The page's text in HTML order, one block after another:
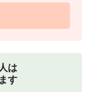
は
す